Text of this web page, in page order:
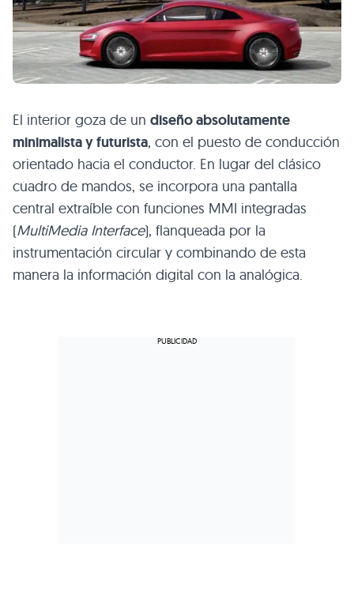
El interior goza de un diseño absolutamente
minimalista y futurista, con el puesto de conducción
orientado hacia el conductor. En lugar del clásico
cuadro de mandos, se incorpora una pantalla
central extraíble con funciones MMI integradas
(MultiMedia Interface), flanqueada por la
instrumentación circular y combinando de esta
manera la información digital con la analógica.